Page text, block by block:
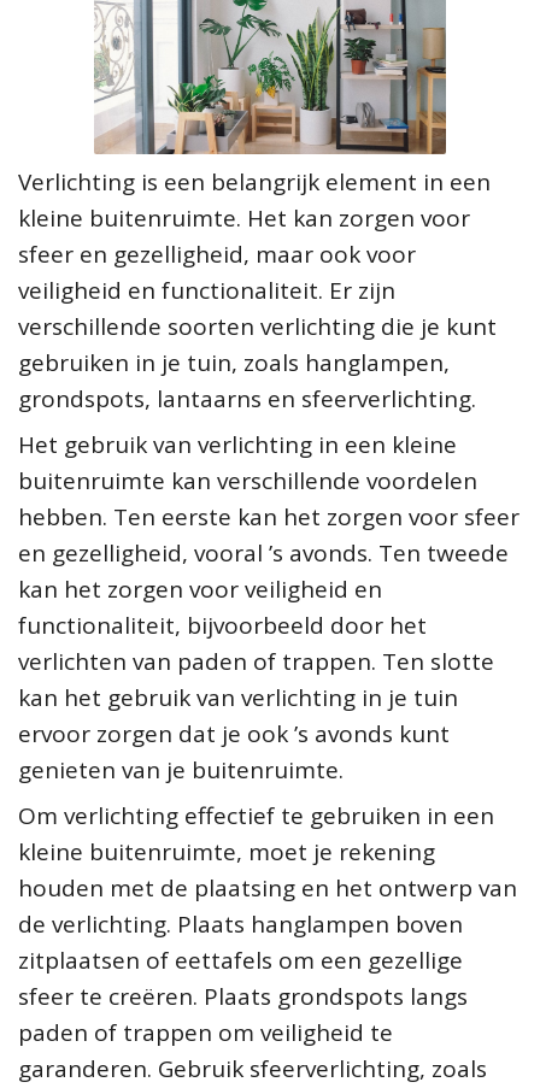
Verlichting is een belangrijk element in een
kleine buitenruimte. Het kan zorgen voor
sfeer en gezelligheid, maar ook voor
veiligheid en functionaliteit. Er zijn
verschillende soorten verlichting die je kunt
gebruiken in je tuin, zoals hanglampen,
grondspots, lantaarns en sfeerverlichting.
Het gebruik van verlichting in een kleine
buitenruimte kan verschillende voordelen
hebben. Ten eerste kan het zorgen voor sfeer
en gezelligheid, vooral ’s avonds. Ten tweede
kan het zorgen voor veiligheid en
functionaliteit, bijvoorbeeld door het
verlichten van paden of trappen. Ten slotte
kan het gebruik van verlichting in je tuin
ervoor zorgen dat je ook ’s avonds kunt
genieten van je buitenruimte.
Om verlichting effectief te gebruiken in een
kleine buitenruimte, moet je rekening
houden met de plaatsing en het ontwerp van
de verlichting. Plaats hanglampen boven
zitplaatsen of eettafels om een gezellige
sfeer te creëren. Plaats grondspots langs
paden of trappen om veiligheid te
garanderen. Gebruik sfeerverlichting, zoals